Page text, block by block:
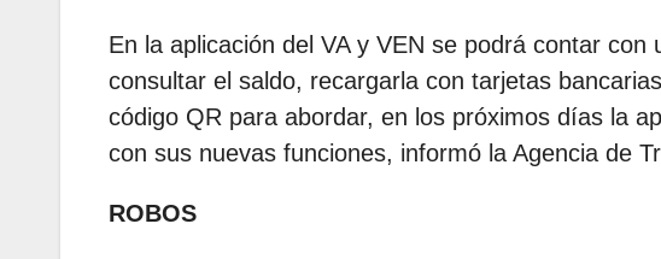
En la aplicación del VA y VEN se podrá contar
consultar el saldo, recargarla con tarjetas
código QR para abordar, en los próximos días la
con sus nuevas funciones, informó la Agencia de
ROBOS